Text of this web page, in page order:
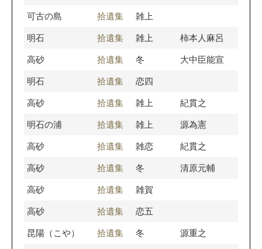
可古の島 拾遺集 雑上
明石 拾遺集 雑上 柿本人麻呂
高砂 拾遺集 冬 大中臣能宣
明石 拾遺集 恋四
高砂 拾遺集 雑上 紀貫之
明石の浦 拾遺集 雑上 源為憲
高砂 拾遺集 雑恋 紀貫之
高砂 拾遺集 冬 清原元輔
高砂 拾遺集 雑賀
高砂 拾遺集 恋五
昆陽（こや） 拾遺集 冬 源重之